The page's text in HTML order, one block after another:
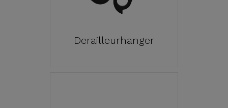
Derailleurhanger